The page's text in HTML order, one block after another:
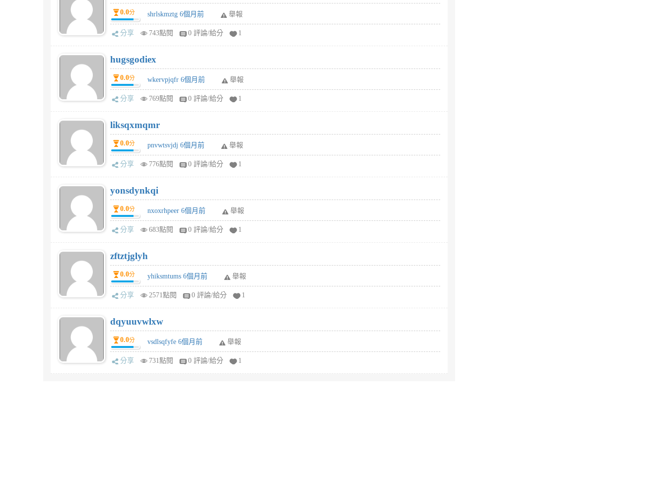
0.0分 shrlskmztg 6個月前 舉報
分享 743點閱 0 評論/給分 1
hugsgodiex
0.0分 wkervpjqfr 6個月前 舉報
分享 769點閱 0 評論/給分 1
liksqxmqmr
0.0分 pnvwtsvjdj 6個月前 舉報
分享 776點閱 0 評論/給分 1
yonsdynkqi
0.0分 nxoxrhpeer 6個月前 舉報
分享 683點閱 0 評論/給分 1
zftztjglyh
0.0分 yhiksmtums 6個月前 舉報
分享 2571點閱 0 評論/給分 1
dqyuuvwlxw
0.0分 vsdlsqfyfe 6個月前 舉報
分享 731點閱 0 評論/給分 1